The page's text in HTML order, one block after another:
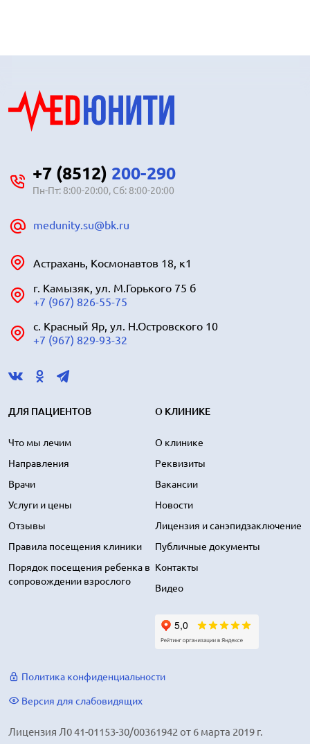
+7 (8512) 200-290
Пн-Пт: 8:00-20:00, Сб: 8:00-20:00
medunity.su@bk.ru
Астрахань, Космонавтов 18, к1
г. Камызяк, ул. М.Горького 75 б
+7 (967) 826-55-75
с. Красный Яр, ул. Н.Островского 10
+7 (967) 829-93-32
ДЛЯ ПАЦИЕНТОВ
Что мы лечим
Направления
Врачи
Услуги и цены
Отзывы
Правила посещения клиники
Порядок посещения ребенка в
сопровождении взрослого
О КЛИНИКЕ
О клинике
Реквизиты
Вакансии
Новости
Лицензия и санэпидзаключение
Публичные документы
Контакты
Видео
Политика конфиденциальности
Версия для слабовидящих
Лицензия Л0 41-01153-30/00361942 от 6 марта 2019 г.